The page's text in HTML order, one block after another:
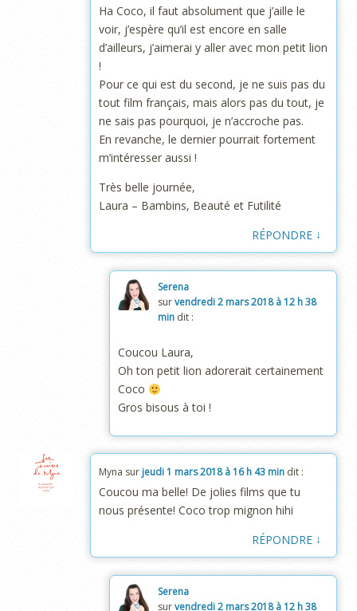
Ha Coco, il faut absolument que j’aille le
voir, j’espère qu’il est encore en salle
d’ailleurs, j’aimerai y aller avec mon petit lion
!
Pour ce qui est du second, je ne suis pas du
tout film français, mais alors pas du tout, je
ne sais pas pourquoi, je n’accroche pas.
En revanche, le dernier pourrait fortement
m’intéresser aussi !
Très belle journée,
Laura – Bambins, Beauté et Futilité
RÉPONDRE ↓
Serena
survendredi 2 mars 2018 à 12 h 38
min dit :
Coucou Laura,
Oh ton petit lion adorerait certainement
Coco
Gros bisous à toi !
Myna sur jeudi 1 mars 2018 à 16 h 43 min dit :
Coucou ma belle! De jolies films que tu
nous présente! Coco trop mignon hihi
RÉPONDRE ↓
Serena
survendredi 2 mars 2018 à 12 h 38